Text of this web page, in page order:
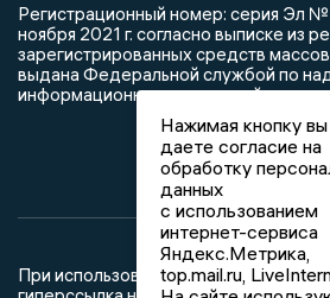
Регистрационный номер: серия Эл
ноября 2021 г. согласно выписке из
зарегистрированных средств
выдана Федеральной службой по
информационных технологий и
При использовании любого
Нажимая кнопку вы
даете согласие на
обработку
данных
с использованием
интернет-сервиса
Яндекс.Метрика,
top.mail.ru,